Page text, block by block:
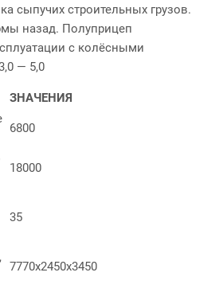
сыпучих строительных грузов.
назад. Полуприцеп
с колёсными
— 5,0
ЗНАЧЕНИЯ
6800
18000
35
7770х2450х3450